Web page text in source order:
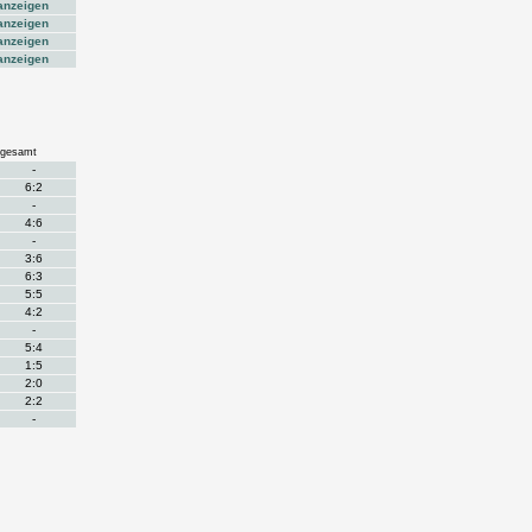
gesamt
-
6:2
-
4:6
-
3:6
6:3
5:5
4:2
-
5:4
1:5
2:0
2:2
-